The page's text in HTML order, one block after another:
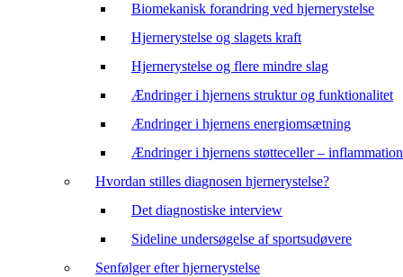
Biomekanisk forandring ved hjernerystelse
Hjernerystelse og slagets kraft
Hjernerystelse og flere mindre slag
Ændringer i hjernens struktur og funktionalitet
Ændringer i hjernens energiomsætning
Ændringer i hjernens støtteceller – inflammation
Hvordan stilles diagnosen hjernerystelse?
Det diagnostiske interview
Sideline undersøgelse af sportsudøvere
Senfølger efter hjernerystelse